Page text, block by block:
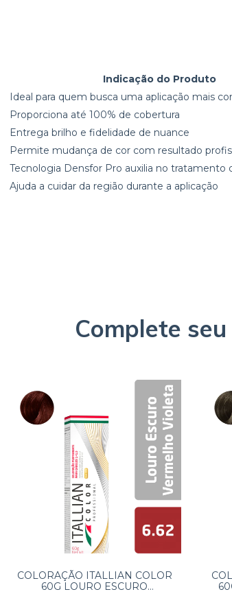
Indicação do Produto
Ideal para quem busca uma aplicação mais
Proporciona até 100% de cobertura
Entrega brilho e fidelidade de nuance
Permite mudança de cor com resultado
Tecnologia Densfor Pro auxilia no tratamento
Ajuda a cuidar da região durante a aplicação
Complete
COLORAÇÃO ITALLIAN COLOR
60G LOURO ESCURO